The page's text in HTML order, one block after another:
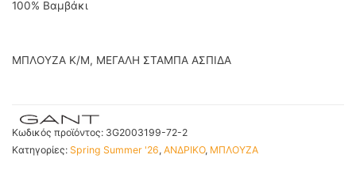
100% Βαμβάκι
ΜΠΛΟΥΖΑ K/M, ΜΕΓΑΛΗ ΣΤΑΜΠΑ ΑΣΠΙΔΑ
Κωδικός προϊόντος: 3G2003199-72-2
Κατηγορίες: Spring Summer '26, ΑΝΔΡΙΚΟ, ΜΠΛΟΥΖΑ